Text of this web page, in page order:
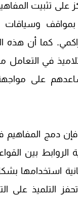
على تثبيت
بمواقف
كما أن هذه
في التعامل
على
فإن دمج
بين
استخدامها
التلميذ على